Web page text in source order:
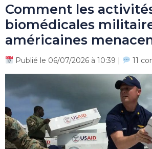
Comment les
biomédicales
américaines
Publié le 06/07/2026 à 10:39 | 11